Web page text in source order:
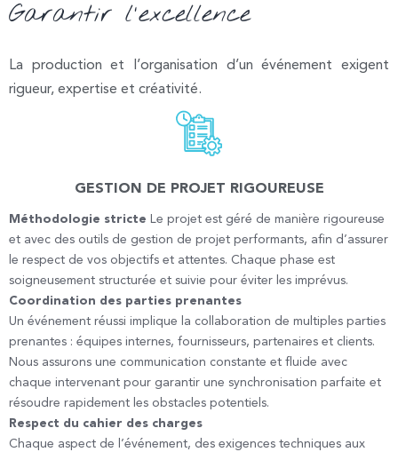
Garantir l'excellence
La production et l’organisation d’un événement exigent
rigueur, expertise et créativité.
GESTION DE PROJET RIGOUREUSE
Méthodologie stricte Le projet est géré de manière rigoureuse
et avec des outils de gestion de projet performants, afin d’assurer
le respect de vos objectifs et attentes. Chaque phase est
soigneusement structurée et suivie pour éviter les imprévus.
Coordination des parties prenantes
Un événement réussi implique la collaboration de multiples parties
prenantes : équipes internes, fournisseurs, partenaires et clients.
Nous assurons une communication constante et fluide avec
chaque intervenant pour garantir une synchronisation parfaite et
résoudre rapidement les obstacles potentiels.
Respect du cahier des charges
Chaque aspect de l’événement, des exigences techniques aux